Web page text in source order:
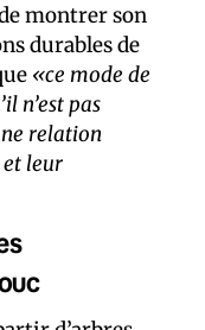
montrer son
durables de
«ce mode de
n’est pas
relation
leur